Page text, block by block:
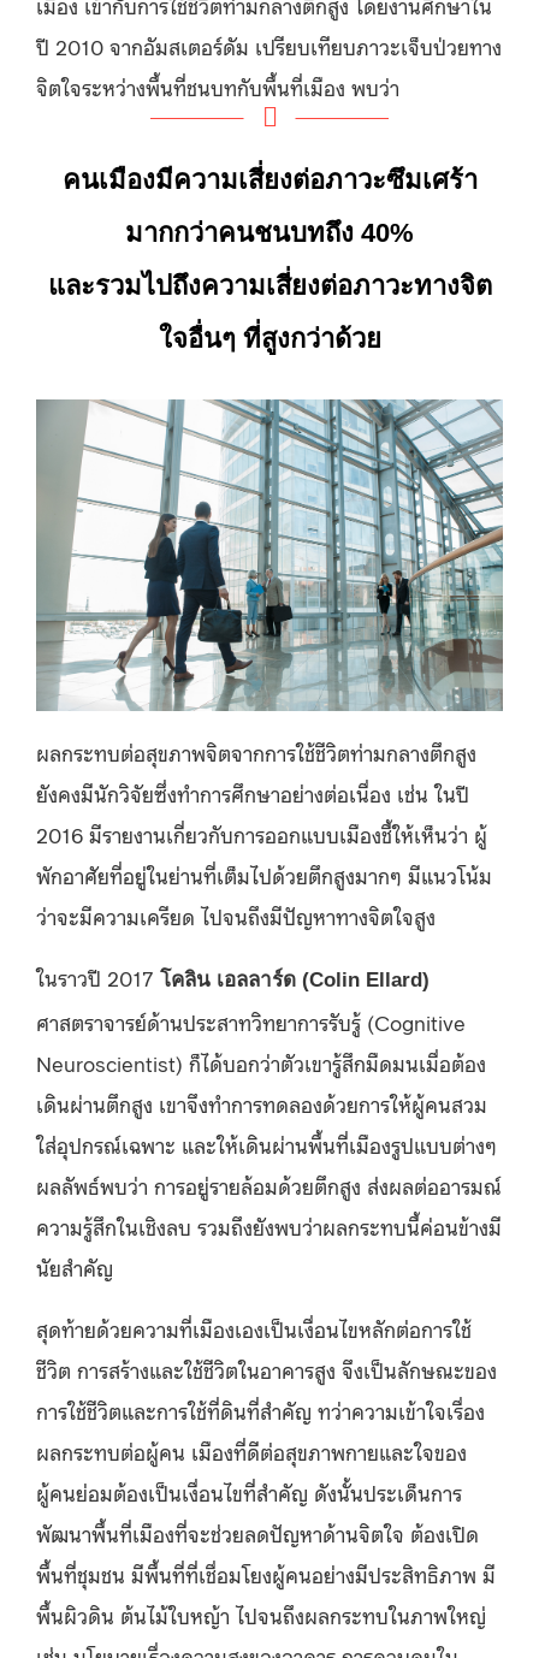
ปี 2010 จากอัมสเตอร์ดัม เปรียบเทียบภาวะเจ็บป่วยทาง
จิตใจระหว่างพื้นที่ชนบทกับพื้นที่เมือง พบว่า
คนเมืองมีความเสี่ยงต่อภาวะซึมเศร้า
มากกว่าคนชนบทถึง 40%
และรวมไปถึงความเสี่ยงต่อภาวะทางจิต
ใจอื่นๆ ที่สูงกว่าด้วย
ผลกระทบต่อสุขภาพจิตจากการใช้ชีวิตท่ามกลางตึกสูง
ยังคงมีนักวิจัยซึ่งทำการศึกษาอย่างต่อเนื่อง เช่น ในปี
2016 มีรายงานเกี่ยวกับการออกแบบเมืองชี้ให้เห็นว่า ผู้
พักอาศัยที่อยู่ในย่านที่เต็มไปด้วยตึกสูงมากๆ มีแนวโน้ม
ว่าจะมีความเครียด ไปจนถึงมีปัญหาทางจิตใจสูง
ในราวปี 2017 โคลิน เอลลาร์ด (Colin Ellard)
ศาสตราจารย์ด้านประสาทวิทยาการรับรู้ (Cognitive
Neuroscientist) ก็ได้บอกว่าตัวเขารู้สึกมืดมนเมื่อต้อง
เดินผ่านตึกสูง เขาจึงทำการทดลองด้วยการให้ผู้คนสวม
ใส่อุปกรณ์เฉพาะ และให้เดินผ่านพื้นที่เมืองรูปแบบต่างๆ
ผลลัพธ์พบว่า การอยู่รายล้อมด้วยตึกสูง ส่งผลต่ออารมณ์
ความรู้สึกในเชิงลบ รวมถึงยังพบว่าผลกระทบนี้ค่อนข้างมี
นัยสำคัญ
สุดท้ายด้วยความที่เมืองเองเป็นเงื่อนไขหลักต่อการใช้
ชีวิต การสร้างและใช้ชีวิตในอาคารสูง จึงเป็นลักษณะของ
การใช้ชีวิตและการใช้ที่ดินที่สำคัญ ทว่าความเข้าใจเรื่อง
ผลกระทบต่อผู้คน เมืองที่ดีต่อสุขภาพกายและใจของ
ผู้คนย่อมต้องเป็นเงื่อนไขที่สำคัญ ดังนั้นประเด็นการ
พัฒนาพื้นที่เมืองที่จะช่วยลดปัญหาด้านจิตใจ ต้องเปิด
พื้นที่ชุมชน มีพื้นที่ที่เชื่อมโยงผู้คนอย่างมีประสิทธิภาพ มี
พื้นผิวดิน ต้นไม้ใบหญ้า ไปจนถึงผลกระทบในภาพใหญ่